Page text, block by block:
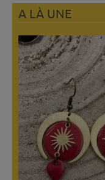
A LÀ UNE